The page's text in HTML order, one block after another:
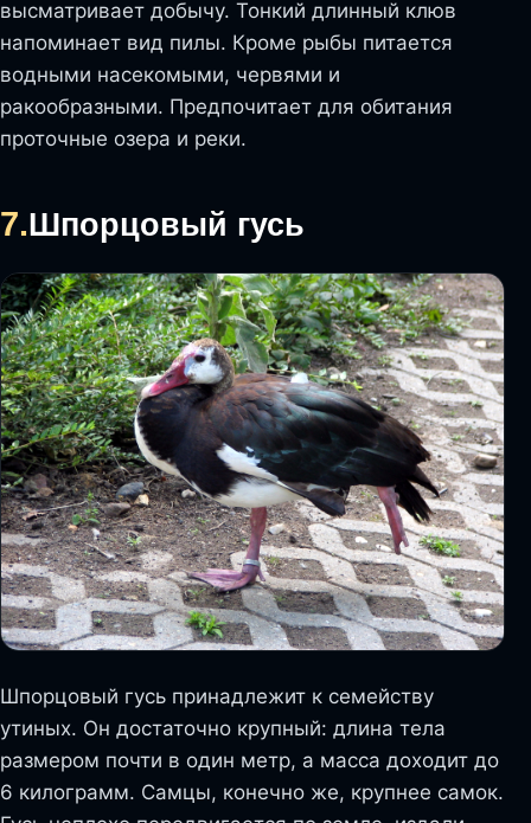
высматривает добычу. Тонкий длинный клюв
напоминает вид пилы. Кроме рыбы питается
водными насекомыми, червями и
ракообразными. Предпочитает для обитания
проточные озера и реки.
7.Шпорцовый гусь
Шпорцовый гусь принадлежит к семейству
утиных. Он достаточно крупный: длина тела
размером почти в один метр, а масса доходит до
6 килограмм. Самцы, конечно же, крупнее самок.